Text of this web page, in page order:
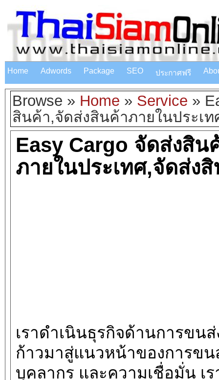
Home Adwords Package SEO ประกาศฟรี
Browse » Home » Service »
สินค้า,จัดส่งสินค้าภายในประเ
Easy Cargo จัดส่งสิ
ภายในประเทศ,จัดส่ง
เราดําเนินธุรกิจด้านการขน
ก้าวมาสู่แนวหน้าของการขน
บุคลากร และความเชื่อมั่น เ